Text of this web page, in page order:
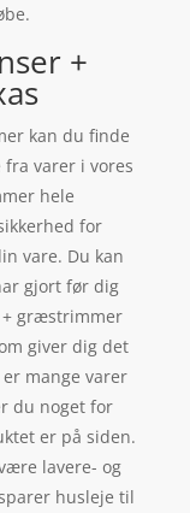
+
kan du finde
varer i vores
hele
for
vare. Du kan
gjort før dig
+ græstrimmer
giver dig det
mange varer
du noget for
er på siden.
lavere- og
husleje til